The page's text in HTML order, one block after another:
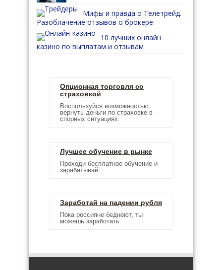
Мифы и правда о Телетрейд.
Разоблачение отзывов о брокере
10 лучших онлайн
казино по выплатам и отзывам
Опционная торговля со
страховкой
Воспользуйся возможностью
вернуть деньги по страховке в
спорных ситуациях.
Лучшее обучение в рынке
Проходи бесплатное обучение и
зарабатывай
Заработай на падении рубля
Пока россияне беднеют, ты
можешь заработать.